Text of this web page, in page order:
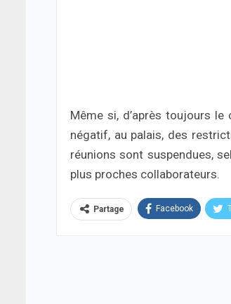
Même si, d’après toujours
négatif, au palais, des
réunions sont suspendues,
plus proches collaborateurs.
Partage Facebook